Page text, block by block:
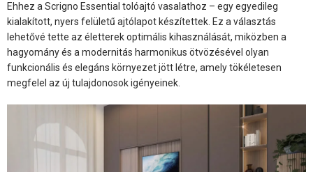
Ehhez a Scrigno Essential tolóajtó vasalathoz – egy egyedileg
kialakított, nyers felületű ajtólapot készítettek. Ez a választás
lehetővé tette az életterek optimális kihasználását, miközben a
hagyomány és a modernitás harmonikus ötvözésével olyan
funkcionális és elegáns környezet jött létre, amely tökéletesen
megfelel az új tulajdonosok igényeinek.